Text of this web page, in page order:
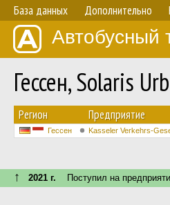
База данных Дополнительно
Автобусный
Гессен, Solaris
Регион Предприятие
Гессен Kasseler Verkehrs-
↑ 2021 г. Поступил на